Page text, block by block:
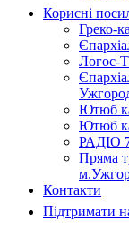
Корисні
Греко-
Логос-
Ютюб
Ютюб
РАДІО
Пряма
Контакти
Підтримати